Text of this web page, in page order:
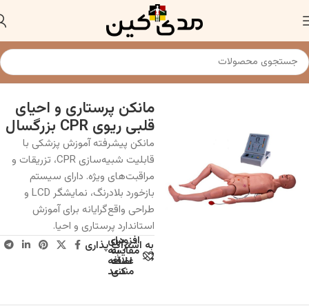
خانه مولاژ و مدل های آناتومی
مانکن پرستاری و احیای
قلبی ریوی CPR بزرگسال
مانکن پیشرفته آموزش پزشکی با
قابلیت شبیه‌سازی CPR، تزریقات و
مراقبت‌های ویژه. دارای سیستم
بازخورد بلادرنگ، نمایشگر LCD و
طراحی واقع‌گرایانه برای آموزش
استاندارد پرستاری و احیا.
برای
مقایسه
اضافه
کنید
افزودن
به
علاقه
مندی
به اشتراک پذاری